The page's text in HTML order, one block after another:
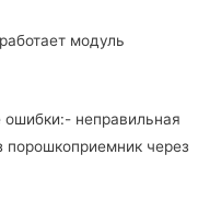
модуль
неправильная
порошкоприемник через